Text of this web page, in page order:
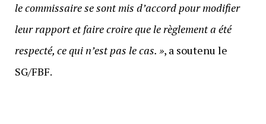
le commissaire se sont mis d’accord pour modifier
leur rapport et faire croire que le règlement a été
respecté, ce qui n’est pas le cas. », a soutenu le
SG/FBF.